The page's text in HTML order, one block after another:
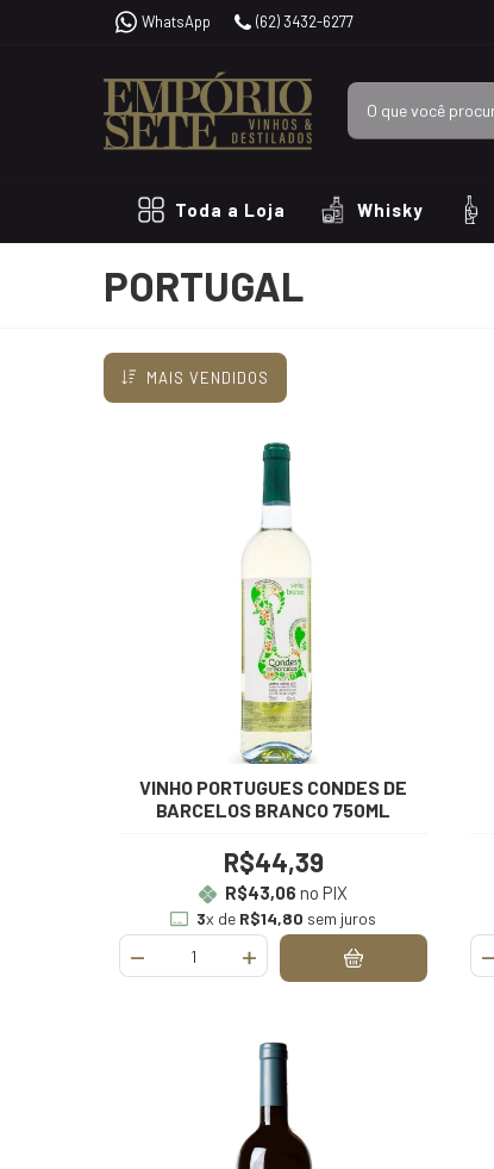
WhatsApp (62) 3432-6277
Toda a Loja Whisky
PORTUGAL
MAIS VENDIDOS
VINHO PORTUGUES CONDES DE
BARCELOS BRANCO 750ML
R$44,39
R$43,06 no PIX
3x de R$14,80 sem juros